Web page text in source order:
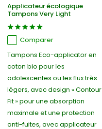
Applicateur écologique
Tampons Very Light
Comparer
Tampons Eco-applicator en
coton bio pour les
adolescentes ou les flux très
légers, avec design « Contour
Fit » pour une absorption
maximale et une protection
anti-fuites, avec applicateur